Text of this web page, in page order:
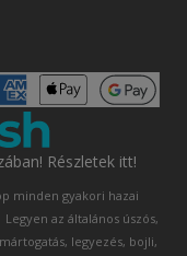
Részletek itt!
minden gyakori hazai
Legyen az általános úszós,
legyezés, bojli,